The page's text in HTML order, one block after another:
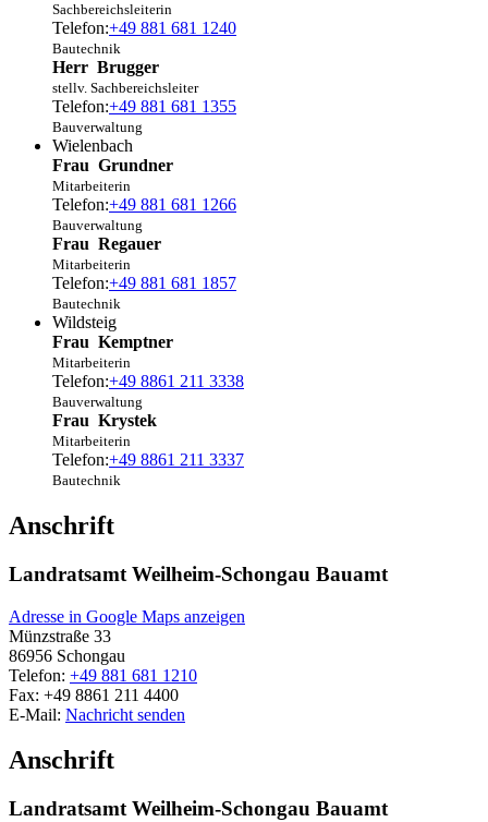
Sachbereichsleiterin
Telefon:+49 881 681 1240
Bautechnik
Herr Brugger
stellv. Sachbereichsleiter
Telefon:+49 881 681 1355
Bauverwaltung
Wielenbach
Frau Grundner
Mitarbeiterin
Telefon:+49 881 681 1266
Bauverwaltung
Frau Regauer
Mitarbeiterin
Telefon:+49 881 681 1857
Bautechnik
Wildsteig
Frau Kemptner
Mitarbeiterin
Telefon:+49 8861 211 3338
Bauverwaltung
Frau Krystek
Mitarbeiterin
Telefon:+49 8861 211 3337
Bautechnik
Anschrift
Landratsamt Weilheim-Schongau Bauamt
Adresse in Google Maps anzeigen
Münzstraße 33
86956 Schongau
Telefon: +49 881 681 1210
Fax: +49 8861 211 4400
E-Mail: Nachricht senden
Anschrift
Landratsamt Weilheim-Schongau Bauamt